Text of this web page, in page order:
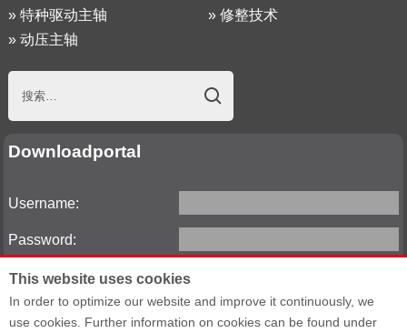
This website uses cookies
In order to optimize our website and improve it continuously, we
use cookies. Further information on cookies can be found under
» 特种驱动主轴
» 动压主轴
» 修整技术
Downloadportal
Username:
Password:
Reset password